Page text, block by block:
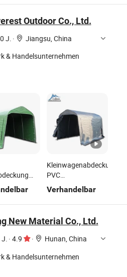
für alle Fahrzeuge
Outdoor Co., Ltd.
J. ·
Jiangsu, China
& Handelsunternehmen
Kleinwagenabdeckung
PVC
Garagenabdeckung
Verhandelbar
New Material Co., Ltd.
J. · 4.9 ·
Hunan, China
& Handelsunternehmen